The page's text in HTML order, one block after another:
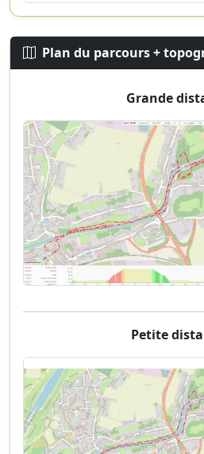
Plan du parcours +
Grande
Petite